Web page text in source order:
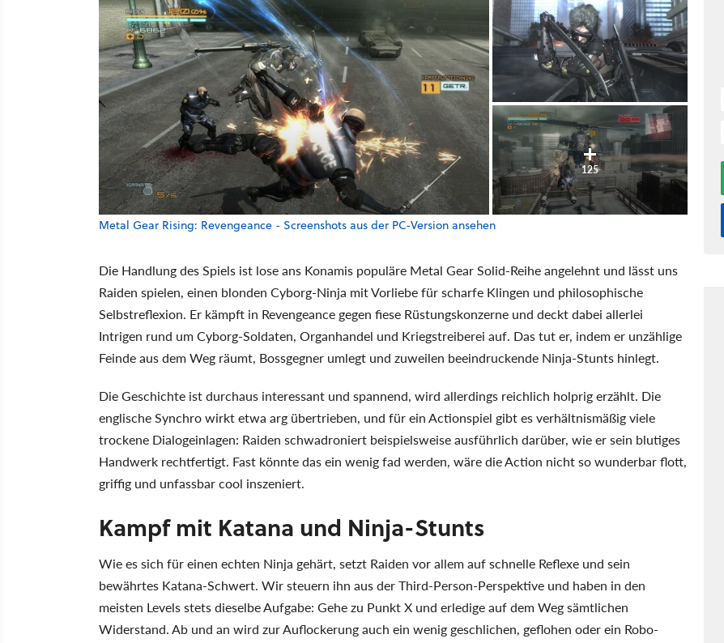
125
Metal Gear Rising: Revengeance - Screenshots aus der PC-Version ansehen
Die Handlung des Spiels ist lose ans Konamis populäre Metal Gear Solid-Reihe angelehnt und lässt uns
Raiden spielen, einen blonden Cyborg-Ninja mit Vorliebe für scharfe Klingen und philosophische
Selbstreflexion. Er kämpft in Revengeance gegen fiese Rüstungskonzerne und deckt dabei allerlei
Intrigen rund um Cyborg-Soldaten, Organhandel und Kriegstreiberei auf. Das tut er, indem er unzählige
Feinde aus dem Weg räumt, Bossgegner umlegt und zuweilen beeindruckende Ninja-Stunts hinlegt.
Die Geschichte ist durchaus interessant und spannend, wird allerdings reichlich holprig erzählt. Die
englische Synchro wirkt etwa arg übertrieben, und für ein Actionspiel gibt es verhältnismäßig viele
trockene Dialogeinlagen: Raiden schwadroniert beispielsweise ausführlich darüber, wie er sein blutiges
Handwerk rechtfertigt. Fast könnte das ein wenig fad werden, wäre die Action nicht so wunderbar flott,
griffig und unfassbar cool inszeniert.
Kampf mit Katana und Ninja-Stunts
Wie es sich für einen echten Ninja gehärt, setzt Raiden vor allem auf schnelle Reflexe und sein
bewährtes Katana-Schwert. Wir steuern ihn aus der Third-Person-Perspektive und haben in den
meisten Levels stets dieselbe Aufgabe: Gehe zu Punkt X und erledige auf dem Weg sämtlichen
Widerstand. Ab und an wird zur Auflockerung auch ein wenig geschlichen, geflohen oder ein Robo-